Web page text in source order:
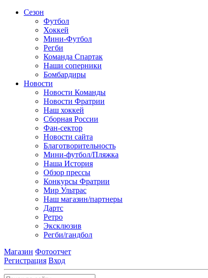
Сезон
Футбол
Хоккей
Мини-Футбол
Регби
Команда Спартак
Наши соперники
Бомбардиры
Новости
Новости Команды
Новости Фратрии
Наш хоккей
Сборная России
Фан-cектор
Новости сайта
Благотворительность
Мини-футбол/Пляжка
Наша История
Обзор прессы
Конкурсы Фратрии
Мир Ультрас
Наш магазин/партнеры
Дартс
Ретро
Эксклюзив
Регби/гандбол
Магазин Фотоотчет
Регистрация Вход